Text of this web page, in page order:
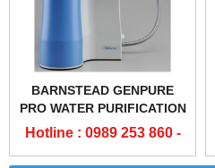
BARNSTEAD GENPURE
PRO WATER PURIFICATION
SYSTEM - MÁY LỌC NƯỚC
Hotline : 0989 253 860 -
0904 84 02 08